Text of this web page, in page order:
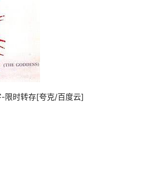
限时转存[夸克/百度云]